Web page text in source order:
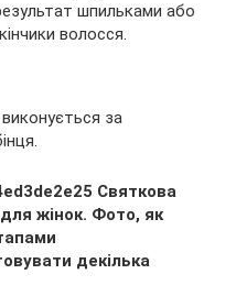
шпильками або
волосся.
за
декілька